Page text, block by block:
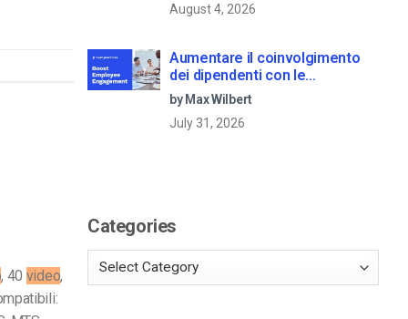
, 40 video,
August 4, 2026
Aumentare il coinvolgimento
dei dipendenti con le
comunicazioni aziendali in live
streaming
by Max Wilbert
July 31, 2026
Categories